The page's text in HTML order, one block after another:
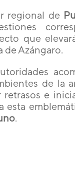
regional de
que
de Azángaro.
de la
retrasos e
esta
.